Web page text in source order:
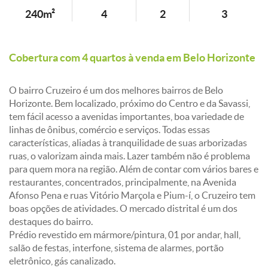
240m² 4 2 3
Cobertura com 4 quartos à venda em Belo Horizonte
O bairro Cruzeiro é um dos melhores bairros de Belo
Horizonte. Bem localizado, próximo do Centro e da Savassi,
tem fácil acesso a avenidas importantes, boa variedade de
linhas de ônibus, comércio e serviços. Todas essas
características, aliadas à tranquilidade de suas arborizadas
ruas, o valorizam ainda mais. Lazer também não é problema
para quem mora na região. Além de contar com vários bares e
restaurantes, concentrados, principalmente, na Avenida
Afonso Pena e ruas Vitório Marçola e Pium-í, o Cruzeiro tem
boas opções de atividades. O mercado distrital é um dos
destaques do bairro.
Prédio revestido em mármore/pintura, 01 por andar, hall,
salão de festas, interfone, sistema de alarmes, portão
eletrônico, gás canalizado.